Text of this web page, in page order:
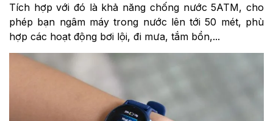
Tích hợp với đó là khả năng chống nước 5ATM, cho
phép bạn ngâm máy trong nước lên tới 50 mét, phù
hợp các hoạt động bơi lội, đi mưa, tắm bồn,...